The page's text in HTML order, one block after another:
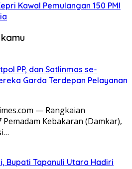
Kawal Pemulangan 150 PMI
PP, dan Satlinmas se-
Garda Terdepan Pelayanan
— Rangkaian
Kebakaran (Damkar),
Bupati Tapanuli Utara Hadiri